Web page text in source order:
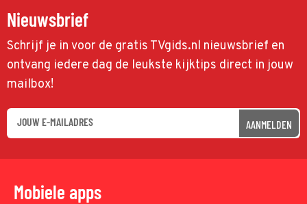
Nieuwsbrief
Schrijf je in voor de gratis TVgids.nl nieuwsbrief en
ontvang iedere dag de leukste kijktips direct in jouw
mailbox!
AANMELDEN
Mobiele apps